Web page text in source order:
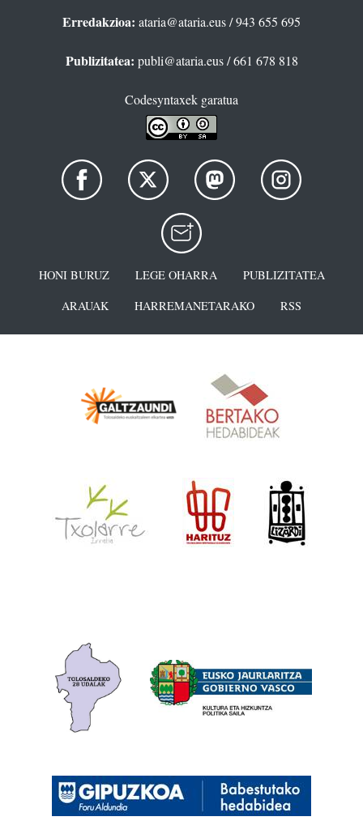
Erredakzioa: ataria@ataria.eus/ 943 655 695
Publizitatea: publi@ataria.eus/ 661 678 818
Codesyntaxek garatua
HONI BURUZ LEGE OHARRA
PUBLIZITATEA
ARAUAK
HARREMANETARAKO RSS